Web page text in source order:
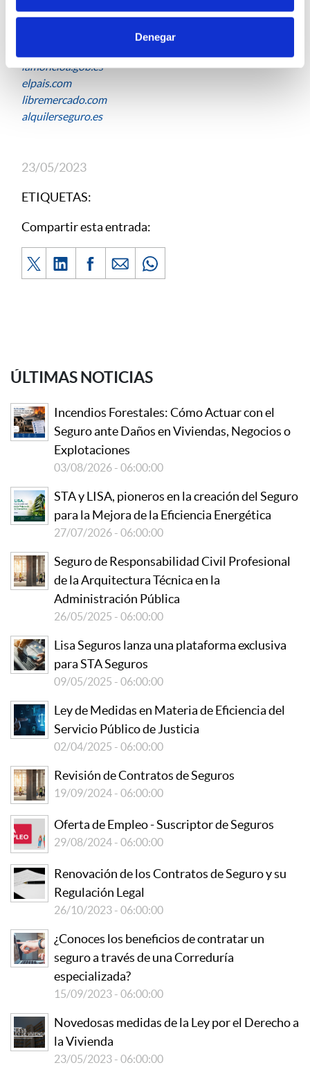
Denegar
lamoncloa.gob.es
elpais.com
libremercado.com
alquilerseguro.es
23/05/2023
ETIQUETAS:
Compartir esta entrada:
ÚLTIMAS NOTICIAS
Incendios Forestales: Cómo Actuar con el
Seguro ante Daños en Viviendas, Negocios o
Explotaciones
03/08/2026 - 06:00:00
STA y LISA, pioneros en la creación del Seguro
para la Mejora de la Eficiencia Energética
27/07/2026 - 06:00:00
Seguro de Responsabilidad Civil Profesional
de la Arquitectura Técnica en la
Administración Pública
26/05/2025 - 06:00:00
Lisa Seguros lanza una plataforma exclusiva
para STA Seguros
09/05/2025 - 06:00:00
Ley de Medidas en Materia de Eficiencia del
Servicio Público de Justicia
02/04/2025 - 06:00:00
Revisión de Contratos de Seguros
19/09/2024 - 06:00:00
Oferta de Empleo - Suscriptor de Seguros
29/08/2024 - 06:00:00
Renovación de los Contratos de Seguro y su
Regulación Legal
26/10/2023 - 06:00:00
¿Conoces los beneficios de contratar un
seguro a través de una Correduría
especializada?
15/09/2023 - 06:00:00
Novedosas medidas de la Ley por el Derecho a
la Vivienda
23/05/2023 - 06:00:00